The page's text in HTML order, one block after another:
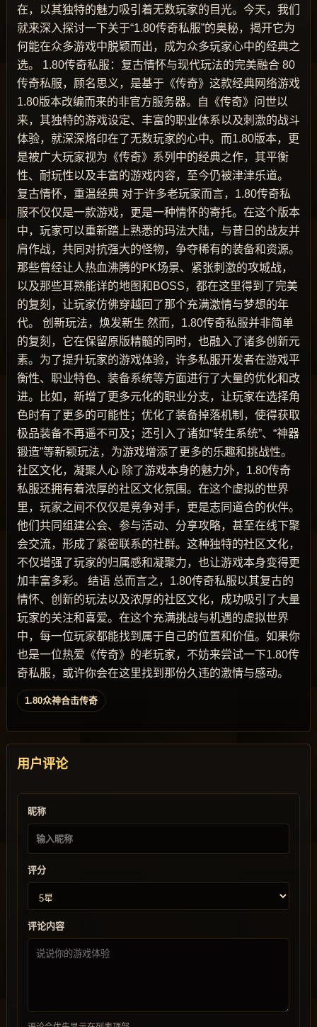
在，以其独特的魅力吸引着无数玩家的目光。今天，我们
就来深入探讨一下关于“1.80传奇私服”的奥秘，揭开它为
何能在众多游戏中脱颖而出，成为众多玩家心中的经典之
选。 1.80传奇私服：复古情怀与现代玩法的完美融合 80
传奇私服，顾名思义，是基于《传奇》这款经典网络游戏
1.80版本改编而来的非官方服务器。自《传奇》问世以
来，其独特的游戏设定、丰富的职业体系以及刺激的战斗
体验，就深深烙印在了无数玩家的心中。而1.80版本，更
是被广大玩家视为《传奇》系列中的经典之作，其平衡
性、耐玩性以及丰富的游戏内容，至今仍被津津乐道。
复古情怀，重温经典 对于许多老玩家而言，1.80传奇私
服不仅仅是一款游戏，更是一种情怀的寄托。在这个版本
中，玩家可以重新踏上熟悉的玛法大陆，与昔日的战友并
肩作战，共同对抗强大的怪物，争夺稀有的装备和资源。
那些曾经让人热血沸腾的PK场景、紧张刺激的攻城战，
以及那些耳熟能详的地图和BOSS，都在这里得到了完美
的复刻，让玩家仿佛穿越回了那个充满激情与梦想的年
代。 创新玩法，焕发新生 然而，1.80传奇私服并非简单
的复刻，它在保留原版精髓的同时，也融入了诸多创新元
素。为了提升玩家的游戏体验，许多私服开发者在游戏平
衡性、职业特色、装备系统等方面进行了大量的优化和改
进。比如，新增了更多元化的职业分支，让玩家在选择角
色时有了更多的可能性；优化了装备掉落机制，使得获取
极品装备不再遥不可及；还引入了诸如“转生系统”、“神器
锻造”等新颖玩法，为游戏增添了更多的乐趣和挑战性。
社区文化，凝聚人心 除了游戏本身的魅力外，1.80传奇
私服还拥有着浓厚的社区文化氛围。在这个虚拟的世界
里，玩家之间不仅仅是竞争对手，更是志同道合的伙伴。
他们共同组建公会、参与活动、分享攻略，甚至在线下聚
会交流，形成了紧密联系的社群。这种独特的社区文化，
不仅增强了玩家的归属感和凝聚力，也让游戏本身变得更
加丰富多彩。 结语 总而言之，1.80传奇私服以其复古的
情怀、创新的玩法以及浓厚的社区文化，成功吸引了大量
玩家的关注和喜爱。在这个充满挑战与机遇的虚拟世界
中，每一位玩家都能找到属于自己的位置和价值。如果你
也是一位热爱《传奇》的老玩家，不妨来尝试一下1.80传
奇私服，或许你会在这里找到那份久违的激情与感动。
1.80众神合击传奇
用户评论
昵称
评分
评论内容